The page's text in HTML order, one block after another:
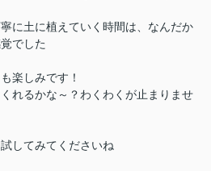
に土に植えていく時間は、なんだか
でした
楽しみです！
れるかな～？わくわくが止まりませ
してみてくださいね